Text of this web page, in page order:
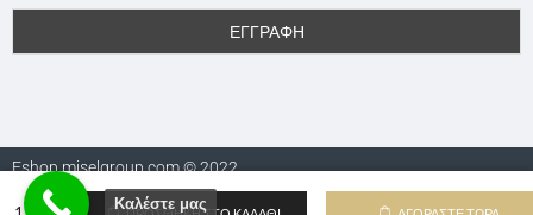
Eshop.miselgroup.com © 2022
Καλέστε μας